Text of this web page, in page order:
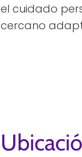
el cuidado
cercano